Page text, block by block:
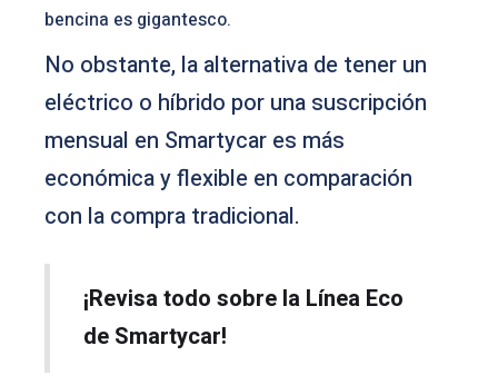
bencina es gigantesco.
No obstante, la alternativa de tener un
eléctrico o híbrido por una suscripción
mensual en Smartycar es más
económica y flexible en comparación
con la compra tradicional.
¡Revisa todo sobre la Línea Eco
de Smartycar!